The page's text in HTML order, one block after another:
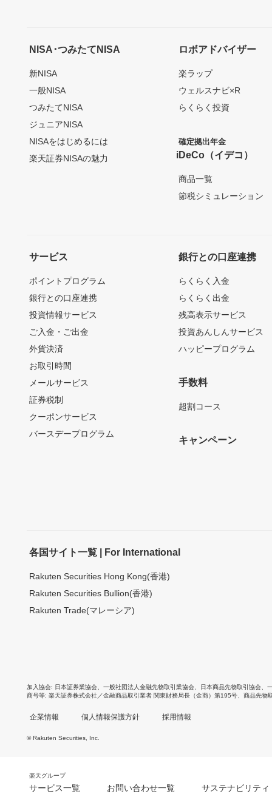
NISA･つみたてNISA
新NISA
一般NISA
つみたてNISA
ジュニアNISA
NISAをはじめるには
楽天証券NISAの魅力
ロボアドバイザー
楽ラップ
ウェルスナビ×R
らくらく投資
確定拠出年金
iDeCo（イデコ）
商品一覧
節税シミュレーション
サービス
ポイントプログラム
銀行との口座連携
投資情報サービス
ご入金・ご出金
外貨決済
お取引時間
メールサービス
証券税制
クーポンサービス
バースデープログラム
銀行との口座連携
らくらく入金
らくらく出金
残高表示サービス
投資あんしんサービス
ハッピープログラム
手数料
超割コース
キャンペーン
各国サイト一覧 | For International
Rakuten Securities Hong Kong(香港)
Rakuten Securities Bullion(香港)
Rakuten Trade(マレーシア)
加入協会 日本証券業協会 一般社団法人金融先物取引業協会 日本商品先物取引協会
商号等 楽天証券株式会社／金融商品取引業者 関東財務局長（金商）第195号、商品先物
企業情報 個人情報保護方針 採用情報
© Rakuten Securities, Inc.
楽天グループ
サービス一覧 お問い合わせ一覧 サステナビリティ